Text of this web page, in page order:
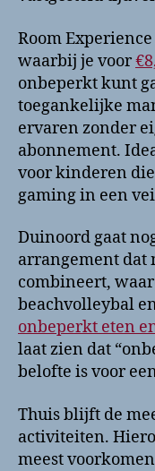
Room
waarbij je voor
onbeperkt kunt
toegankelijke
ervaren zonder
abonnement.
voor kinderen
gaming in een
Duinoord gaat
arrangement dat
combineert,
beachvolleybal
onbeperkt eten
laat zien dat
belofte is voor
Thuis blijft de
activiteiten.
meest